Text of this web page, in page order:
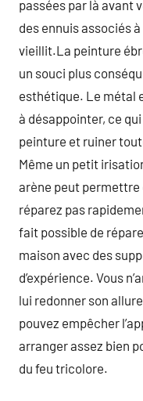
passées par là avant
des ennuis associés
vieillit.La peinture
un souci plus
esthétique. Le métal
à désappointer, ce
peinture et ruiner
Même un petit
arène peut permettre
réparez pas
fait possible de
maison avec des
d’expérience. Vous
lui redonner son
pouvez empêcher
arranger assez bien
du feu tricolore.